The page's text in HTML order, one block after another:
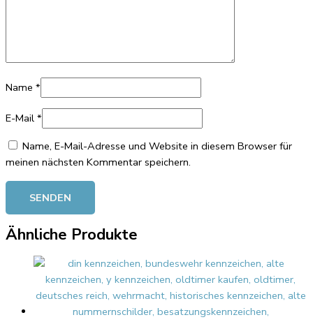
Name *
E-Mail *
Name, E-Mail-Adresse und Website in diesem Browser für
meinen nächsten Kommentar speichern.
Ähnliche Produkte